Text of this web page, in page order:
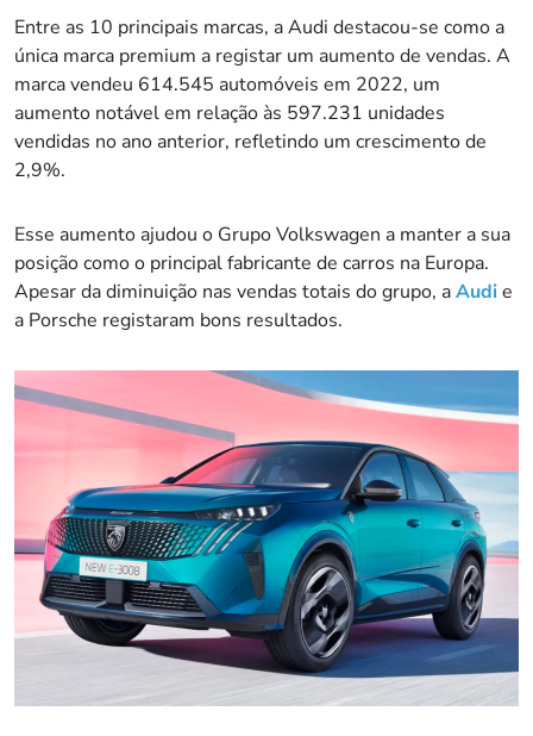
Entre as 10 principais marcas, a Audi destacou-se como a
única marca premium a registar um aumento de vendas. A
marca vendeu 614.545 automóveis em 2022, um
aumento notável em relação às 597.231 unidades
vendidas no ano anterior, refletindo um crescimento de
2,9%.
Esse aumento ajudou o Grupo Volkswagen a manter a sua
posição como o principal fabricante de carros na Europa.
Apesar da diminuição nas vendas totais do grupo, aAudie
a Porsche registaram bons resultados.